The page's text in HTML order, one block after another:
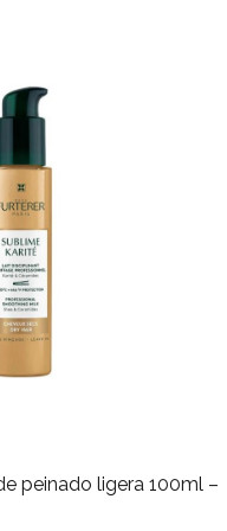
peinado ligera 100ml –